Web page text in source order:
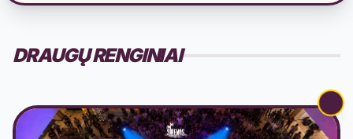
DRAUGŲ RENGINIAI